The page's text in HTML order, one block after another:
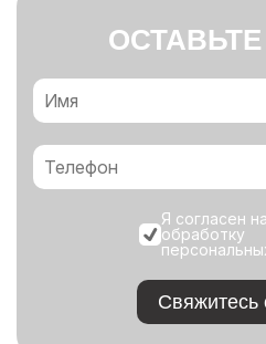
Я согласен на
обработку
Свяжитесь